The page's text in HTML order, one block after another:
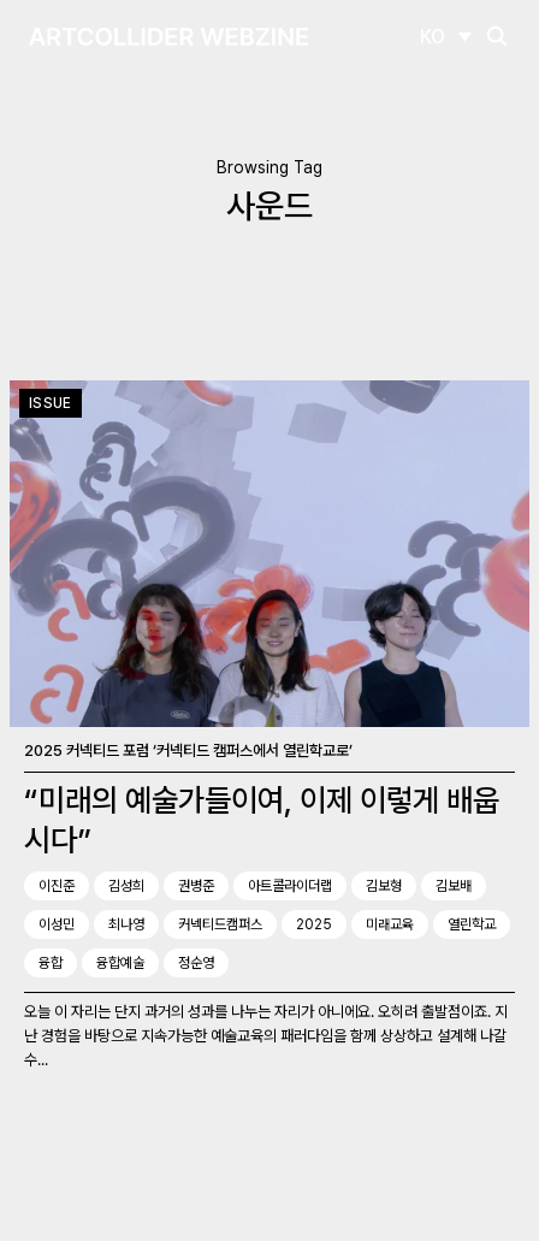
Browsing Tag
사운드
ISSUE
2025 커넥티드 포럼 ‘커넥티드 캠퍼스에서 열린학교로’
“미래의 예술가들이여, 이제 이렇게 배웁
시다”
이진준 김성희 권병준 아트콜라이더랩 김보형 김보배
이성민 최나영 커넥티드캠퍼스 2025 미래교육 열린학교
융합 융합예술 정순영
오늘 이 자리는 단지 과거의 성과를 나누는 자리가 아니에요. 오히려 출발점이죠. 지
난 경험을 바탕으로 지속가능한 예술교육의 패러다임을 함께 상상하고 설계해 나갈
수...